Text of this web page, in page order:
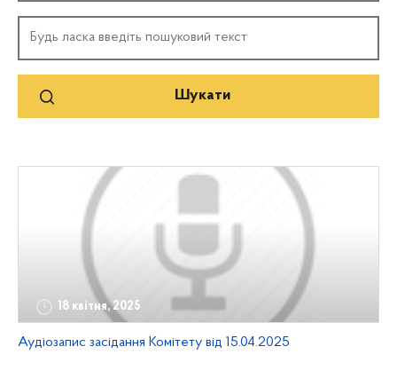
18 квітня, 2025
Аудіозапис засідання Комітету від 15.04.2025